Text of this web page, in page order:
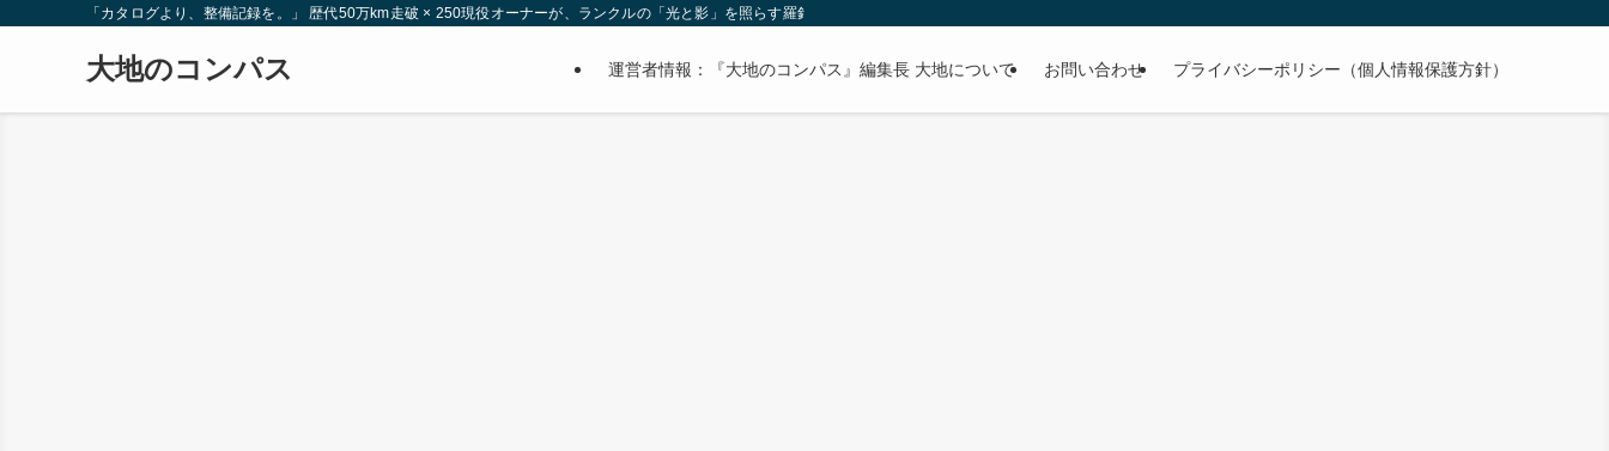
「カタログより、整備記録を。」 歴代50万km走破 × 250現役オーナーが、ランクルの「光と影」を照らす羅針盤。
大地のコンパス 運営者情報：『大地のコンパス』編集長 大地について お問い合わせ プライバシーポリシー（個人情報保護方針）